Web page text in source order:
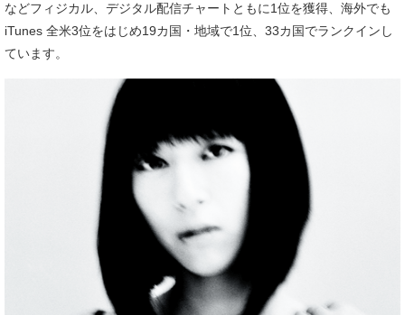
などフィジカル、デジタル配信チャートともに1位を獲得、海外でも
iTunes 全米3位をはじめ19カ国・地域で1位、33カ国でランクインし
ています。